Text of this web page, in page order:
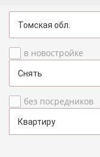
в новостройке
без посредников